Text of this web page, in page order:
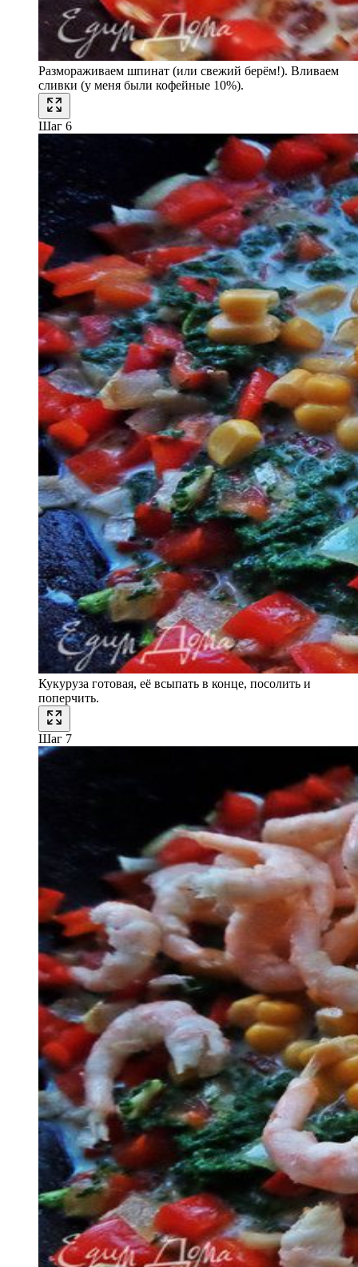
Размораживаем шпинат (или свежий берём!). Вливаем
сливки (у меня были кофейные 10%).
Шаг 6
Кукуруза готовая, её всыпать в конце, посолить и
поперчить.
Шаг 7